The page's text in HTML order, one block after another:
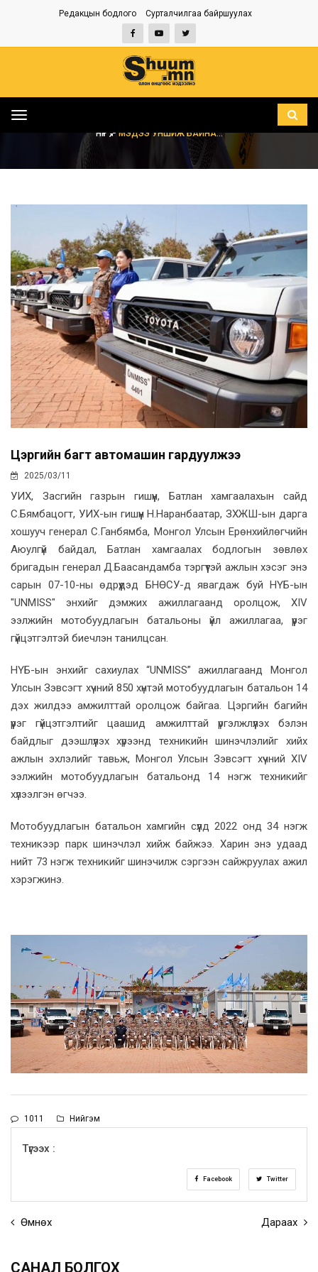
Редакцын бодлого Сурталчилгаа байршуулах
Toggle
НҮҮР МЭДЭЭ УНШИЖ БАЙНА...
Цэргийн багт автомашин гардуулжээ
2025/03/11
УИХ, Засгийн газрын гишүүн, Батлан хамгаалахын сайд
С.Бямбацогт, УИХ-ын гишүүн Н.Наранбаатар, ЗХЖШ-ын дарга
хошууч генерал С.Ганбямба, Монгол Улсын Ерөнхийлөгчийн
Аюулгүй байдал, Батлан хамгаалах бодлогын зөвлөх
бригадын генерал Д.Баасандамба тэргүүтэй ажлын хэсэг энэ
сарын 07-10-ны өдрүүдэд БНӨСУ-д явагдаж буй НҮБ-ын
"UNMISS" энхийг дэмжих ажиллагаанд оролцож, XIV
ээлжийн мотобуудлагын батальоны үйл ажиллагаа, үүрэг
гүйцэтгэлтэй биечлэн танилцсан.
НҮБ-ын энхийг сахиулах “UNMISS” ажиллагаанд Монгол
Улсын Зэвсэгт хүчний 850 хүнтэй мотобуудлагын батальон 14
дэх жилдээ амжилттай оролцож байгаа. Цэргийн багийн
үүрэг гүйцэтгэлтийг цаашид амжилттай үргэлжлүүлэх бэлэн
байдлыг дээшлүүлэх хүрээнд техникийн шинэчлэлийг хийх
ажлын эхлэлийг тавьж, Монгол Улсын Зэвсэгт хүчний XIV
ээлжийн мотобуудлагын батальонд 14 нэгж техникийг
хүлээлгэн өгчээ.
Мотобуудлагын батальон хамгийн сүүлд 2022 онд 34 нэгж
техникээр парк шинэчлэл хийж байжээ. Харин энэ удаад
нийт 73 нэгж техникийг шинэчилж сэргээн сайжруулах ажил
хэрэгжинэ.
1011 Нийгэм
Түгээх :
Facebook Twitter
Өмнөх Дараах
САНАЛ БОЛГОХ